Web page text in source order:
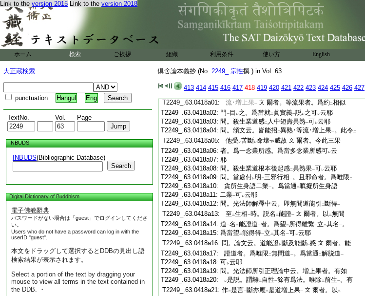
Link to the version 2015 Link to the version 2018
ホーム 検索 ご挨拶 組織 利用条件 使い方 English
大正蔵検索
punctuation Hangul Eng
TextNo. Vol. Page
INBUDS
INBUDS(Bibliographic Database)
Search
Digital Dictionary of Buddhism
電子佛教辭典
パスワードがない場合は「guest」でログインしてくださ
い。
Users who do not have a password can log in with the
userID "guest".
本文をドラッグして選択するとDDBの見出し語
検索結果が表示されます。
Select a portion of the text by dragging your
mouse to view all terms in the text contained in
the DDB. ・
倶舍論本義抄 (No. 2249_ 宗性撰 ) in Vol. 63
413 414 415 416 417 418 419 420 421 422 423 424 425 426 427
T2249_.63.0417c19:者。今此雜穢語者。業道攝可
云耶
T2249_.63.0417c20:問。於 二欲天一 邪見業道現可 云耶
T2249_.63.0417c21:問。依身無色有學聖者。必成二 過去律儀
T2249_.63.0417c22:
云耶
問。傍生･鬼趣中。於二律儀攝業道一有 成就現
可レ云耶
T2249_.63.0417c25:問。依身北洲人。於 二 處中所攝前七善業道
T2249_.63.0417c27:問。於 初靜慮 起 處中所攝前七業道
T2249_.63.0417c28:
有耶
T2249_.63.0417c29: 問。論中明 業道三果相 云。皆能招 異熟･等
T2249_.63.0418a01:
流･増上果一 文 爾者。等流果者。爲約 二相似
T2249_.63.0418a02: 門 一 目 レ之。爲當就二 眞實義一説レ之可レ云耶
T2249_.63.0418a03: 問。殺生業道感二 人中短壽異熟一可レ云耶
T2249_.63.0418a04: 問。頌文云。皆能招 二異熟･等流･増上果一。此令二
T2249_.63.0418a05: 他受 レ苦斷レ命壞 威故 文 爾者。今此三果
T2249_.63.0418a06: 者。爲一念業所感。爲當多念業所感可レ云
T2249_.63.0418a07: 耶
T2249_.63.0418a08: 問。殺生業道根本後起感二異熟果一可レ云耶
T2249_.63.0418a09: 問。當處付レ明 二三邪行相一。且邪命者。爲唯限 二
T2249_.63.0418a10: 貪所生身語二業一。爲當通 二嗔癡所生身語
T2249_.63.0418a11: 二業一可レ云耶
T2249_.63.0418a12: 問。光法師解釋中云。即無間道能引 二 斷得一
T2249_.63.0418a13: 至 二生相一時。説名 二能證一 文 爾者。以 二無間
T2249_.63.0418a14: 道一名 二能證道一者。爲望 二 所得離繋一立 二其名 一。
T2249_.63.0418a15: 爲當望 二能得得一立 二其名 一可レ云耶
T2249_.63.0418a16: 問。論文云。道能證レ斷及能斷レ惑 文 爾者。能
T2249_.63.0418a17:
證道者。爲唯限 二無間道一。爲當通 二解脱道一
T2249_.63.0418a18: 可レ云耶
T2249_.63.0418a19: 問。光法師所引正理論中云。増上果者。有如
T2249_.63.0418a20:
レ是説。謂離二 自性一餘有爲法。唯除二前生一。有
T2249_.63.0418a21: 作二是言一斷亦應二是道増上果一 文 爾者。以 二